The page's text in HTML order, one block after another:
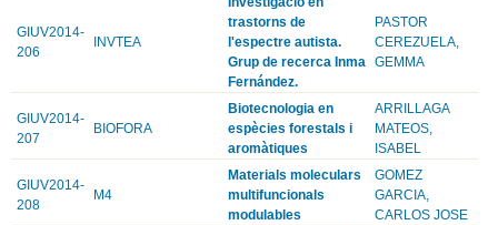
GIUV2014-
206
INVTEA
trastorns de
l'espectre autista.
Grup de recerca Inma
Fernández.
PASTOR
CEREZUELA,
GEMMA
GIUV2014-
207
BIOFORA
Biotecnologia en
espècies forestals i
aromàtiques
ARRILLAGA
MATEOS,
ISABEL
GIUV2014-
208
M4
Materials moleculars
multifuncionals
modulables
GOMEZ
GARCIA,
CARLOS JOSE